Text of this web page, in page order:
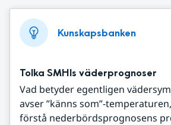
Kunskapsbanken
Tolka SMHIs väderprognoser
Vad betyder egentligen
avser ”känns som”-
förstå nederbördsprognosens